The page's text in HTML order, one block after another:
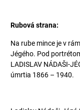
Rubová strana:
Na rube mince je v
Jégého. Pod
LADISLAV NÁDAŠI-
úmrtia 1866 – 1940.